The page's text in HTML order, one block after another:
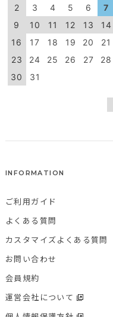
2
3 4 5 6 7
9
10 11 12 13 14
16
17 18 19 20 21
23
24 25 26 27 28
30
31
INFORMATION
ご利用ガイド
よくある質問
カスタマイズよくある質問
お問い合わせ
会員規約
運営会社について